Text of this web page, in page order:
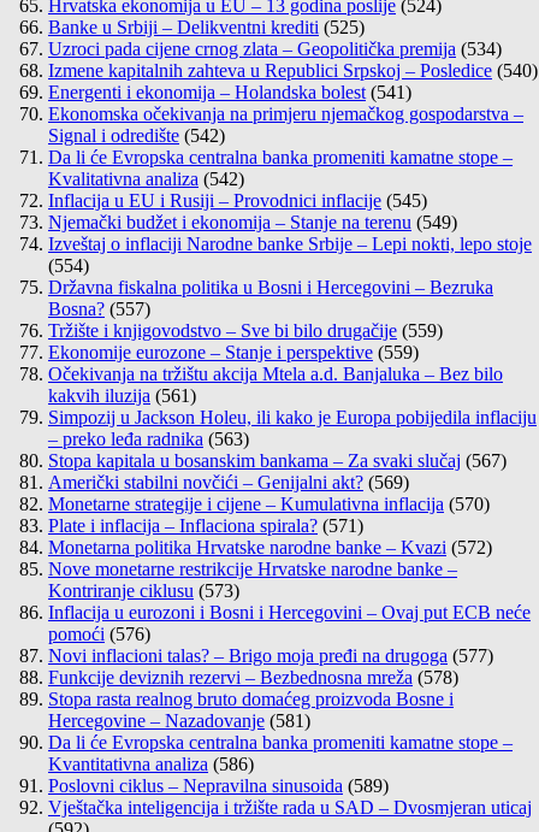
Hrvatska ekonomija u EU – 13 godina poslije (524)
Banke u Srbiji – Delikventni krediti (525)
Uzroci pada cijene crnog zlata – Geopolitička premija (534)
Izmene kapitalnih zahteva u Republici Srpskoj – Posledice (540)
Energenti i ekonomija – Holandska bolest (541)
Ekonomska očekivanja na primjeru njemačkog gospodarstva –
Signal i odredište (542)
Da li će Evropska centralna banka promeniti kamatne stope –
Kvalitativna analiza (542)
Inflacija u EU i Rusiji – Provodnici inflacije (545)
Njemački budžet i ekonomija – Stanje na terenu (549)
Izveštaj o inflaciji Narodne banke Srbije – Lepi nokti, lepo stoje
(554)
Državna fiskalna politika u Bosni i Hercegovini – Bezruka
Bosna? (557)
Tržište i knjigovodstvo – Sve bi bilo drugačije (559)
Ekonomije eurozone – Stanje i perspektive (559)
Očekivanja na tržištu akcija Mtela a.d. Banjaluka – Bez bilo
kakvih iluzija (561)
Simpozij u Jackson Holeu, ili kako je Europa pobijedila inflaciju
– preko leđa radnika (563)
Stopa kapitala u bosanskim bankama – Za svaki slučaj (567)
Američki stabilni novčići – Genijalni akt? (569)
Monetarne strategije i cijene – Kumulativna inflacija (570)
Plate i inflacija – Inflaciona spirala? (571)
Monetarna politika Hrvatske narodne banke – Kvazi (572)
Nove monetarne restrikcije Hrvatske narodne banke –
Kontriranje ciklusu (573)
Inflacija u eurozoni i Bosni i Hercegovini – Ovaj put ECB neće
pomoći (576)
Novi inflacioni talas? – Brigo moja pređi na drugoga (577)
Funkcije deviznih rezervi – Bezbednosna mreža (578)
Stopa rasta realnog bruto domaćeg proizvoda Bosne i
Hercegovine – Nazadovanje (581)
Da li će Evropska centralna banka promeniti kamatne stope –
Kvantitativna analiza (586)
Poslovni ciklus – Nepravilna sinusoida (589)
Vještačka inteligencija i tržište rada u SAD – Dvosmjeran uticaj